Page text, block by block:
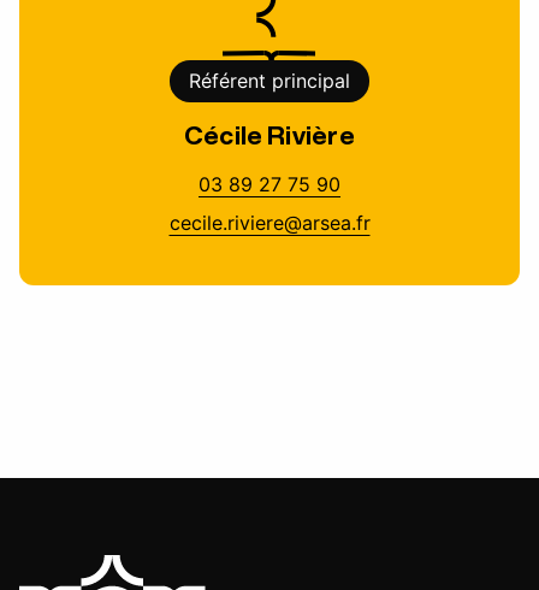
Référent principal
Cécile Rivière
03 89 27 75 90
cecile.riviere@arsea.fr